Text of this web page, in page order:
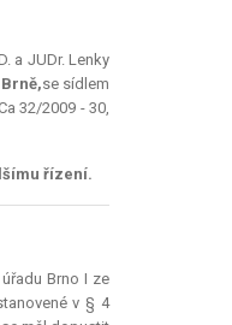
a JUDr. Lenky
se sídlem
32/2009 - 30,
řízení.
Brno I ze
v § 4